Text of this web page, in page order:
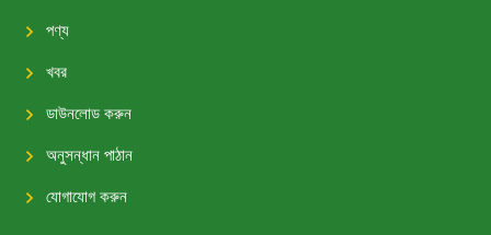
পণ্য
খবর
ডাউনলোড করুন
অনুসন্ধান পাঠান
যোগাযোগ করুন